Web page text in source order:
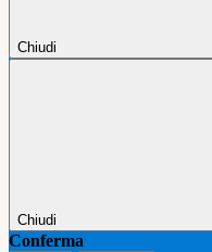
Chiudi
Chiudi
Conferma